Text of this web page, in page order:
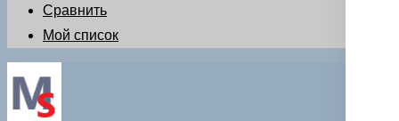
Сравнить
Мой список